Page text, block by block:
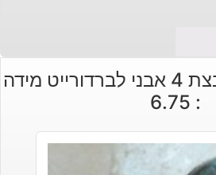
טבעת כסף משובצת 4 אבני לברדורייט מידה
: 6.75